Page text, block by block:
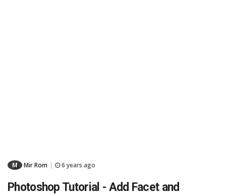
M Mir Rom 6 years ago
Photoshop Tutorial - Add Facet and